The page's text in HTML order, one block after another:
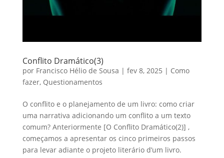
Conflito Dramático(3)
por Francisco Hélio de Sousa | fev 8, 2025 | Como
fazer, Questionamentos
O conflito e o planejamento de um livro: como criar
uma narrativa adicionando um conflito a um texto
comum? Anteriormente [O Conflito Dramático(2)] ,
começamos a apresentar os cinco primeiros passos
para levar adiante o projeto literário d’um livro.